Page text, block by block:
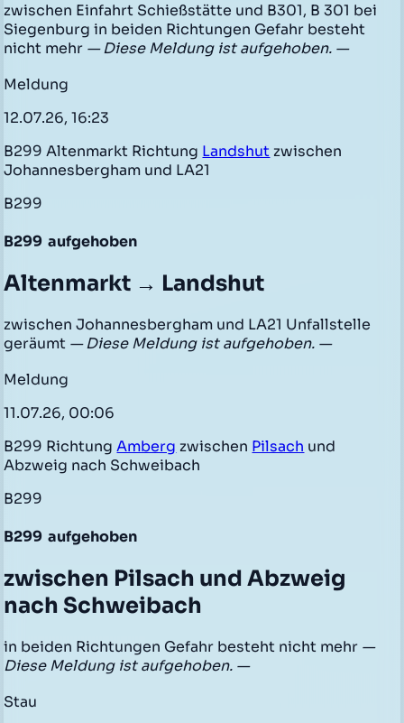
zwischen Einfahrt Schießstätte und B301, B 301 bei
Siegenburg in beiden Richtungen Gefahr besteht
nicht mehr — Diese Meldung ist aufgehoben. —
Meldung
12.07.26, 16:23
B299 Altenmarkt Richtung Landshut zwischen
Johannesbergham und LA21
B299
B299 aufgehoben
Altenmarkt → Landshut
zwischen Johannesbergham und LA21 Unfallstelle
geräumt — Diese Meldung ist aufgehoben. —
Meldung
11.07.26, 00:06
B299 RichtungAmberg zwischen Pilsach und
Abzweig nach Schweibach
B299
B299 aufgehoben
zwischen Pilsach und Abzweig
nach Schweibach
in beiden Richtungen Gefahr besteht nicht mehr —
Diese Meldung ist aufgehoben. —
Stau